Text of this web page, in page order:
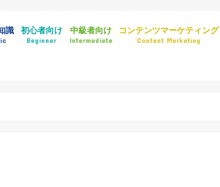
識 初心者向け
Beginner
中級者向け
Intermediate
コンテンツマーケティング
Content Marketing